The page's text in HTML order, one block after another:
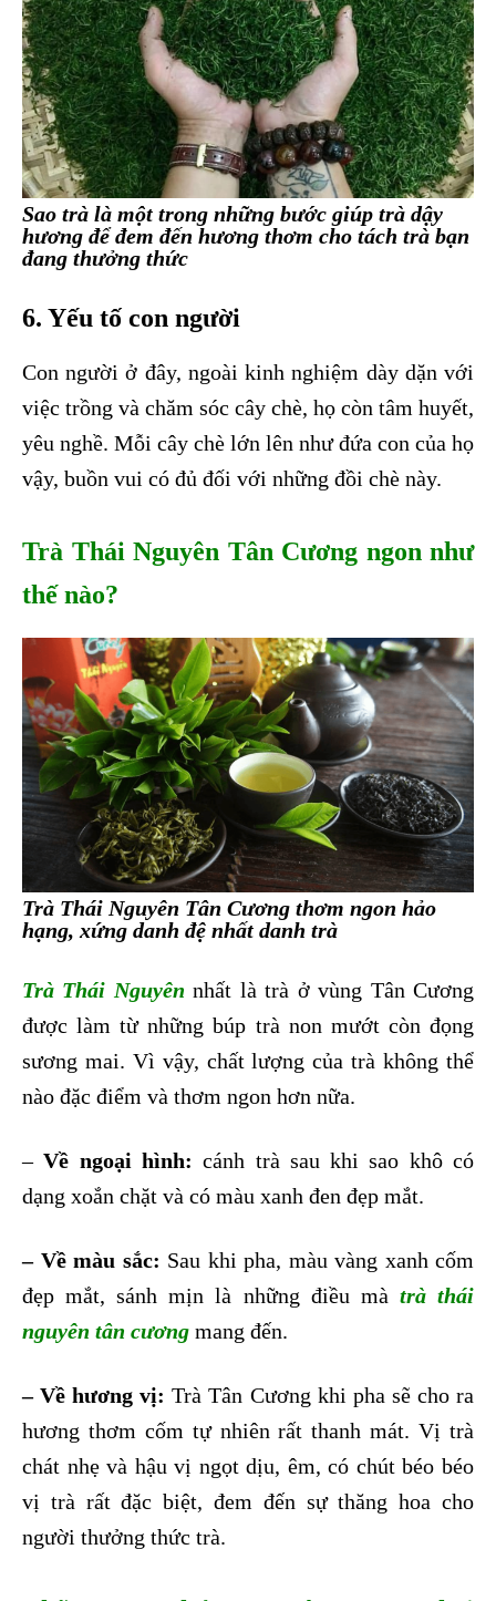
Sao trà là một trong những bước giúp trà dậy
hương để đem đến hương thơm cho tách trà bạn
đang thưởng thức
6. Yếu tố con người
Con người ở đây, ngoài kinh nghiệm dày dặn với
việc trồng và chăm sóc cây chè, họ còn tâm huyết,
yêu nghề. Mỗi cây chè lớn lên như đứa con của họ
vậy, buồn vui có đủ đối với những đồi chè này.
Trà Thái Nguyên Tân Cương ngon như
thế nào?
Trà Thái Nguyên Tân Cương thơm ngon hảo
hạng, xứng danh đệ nhất danh trà
Trà Thái Nguyênnhất là trà ở vùng Tân Cương
được làm từ những búp trà non mướt còn đọng
sương mai. Vì vậy, chất lượng của trà không thể
nào đặc điểm và thơm ngon hơn nữa.
–Về ngoại hình: cánh trà sau khi sao khô có
dạng xoắn chặt và có màu xanh đen đẹp mắt.
– Về màu sắc: Sau khi pha, màu vàng xanh cốm
đẹp mắt, sánh mịn là những điều mà trà thái
nguyên tân cương mang đến.
– Về hương vị: Trà Tân Cương khi pha sẽ cho ra
hương thơm cốm tự nhiên rất thanh mát. Vị trà
chát nhẹ và hậu vị ngọt dịu, êm, có chút béo béo
vị trà rất đặc biệt, đem đến sự thăng hoa cho
người thưởng thức trà.